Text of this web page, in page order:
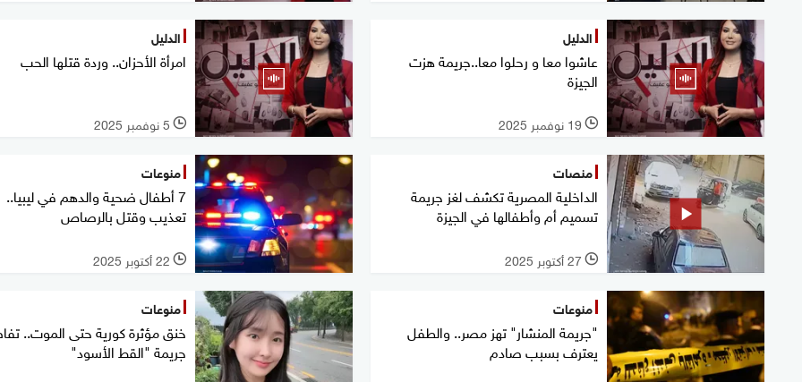
الدليل
عاشوا معا و رحلوا معا..جريمة هزت
الجيزة
l 19 نوفمبر 2025
الدليل
امرأة الأحزان.. وردة قتلها الحب
l 5 نوفمبر 2025
منصات
الداخلية المصرية تكشف لغز جريمة
تسميم أم وأطفالها في الجيزة
l 27 أكتوبر 2025
منوعات
7 أطفال ضحية والدهم في ليبيا..
تعذيب وقتل بالرصاص
l 22 أكتوبر 2025
منوعات
"جريمة المنشار" تهز مصر.. والطفل
يعترف بسبب صادم
منوعات
خنق مؤثرة كورية حتى الموت..
جريمة "القط الأسود"